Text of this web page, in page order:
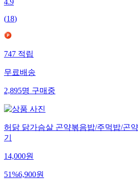
4.9
(18)
747적립
무료배송
2,895명구매중
허닭 닭가슴살 곤약볶음밥/주먹밥/곤
기
14,000원
51%6,900원